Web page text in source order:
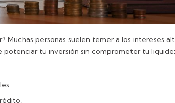
Muchas personas suelen temer a los intereses
tu inversión sin comprometer tu